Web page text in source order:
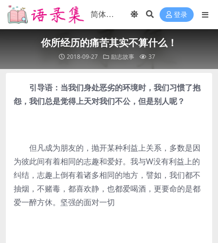
登录
你所经历的痛苦其实不算什么！
2018-09-27 励志故事 37
引导语：当我们身处恶劣的环境时，我们习惯了抱
怨，我们总是觉得上天对我们不公，但是别人呢？
但凡成为朋友的，抛开某种利益上关系，多数是因
为彼此间有着相同的志趣和爱好。我与W没有利益上的
纠结，志趣上倒有着诸多相同的地方，譬如，我们都不
抽烟，不赌毒，都喜欢静，也都爱喝酒，更要命的是都
爱一醉方休。坚强的面对一切